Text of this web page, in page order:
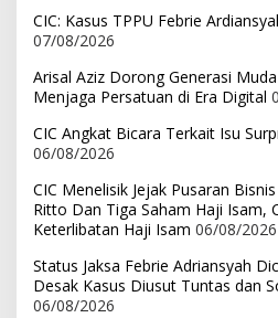
CIC: Kasus TPPU Febrie
07/08/2026
Arisal Aziz Dorong Generasi
Menjaga Persatuan di Era Digital
CIC Angkat Bicara Terkait Isu
06/08/2026
CIC Menelisik Jejak Pusaran
Ritto Dan Tiga Saham Haji Isam,
Keterlibatan Haji Isam 06/08/2026
Status Jaksa Febrie Adriansyah
Desak Kasus Diusut Tuntas dan
06/08/2026